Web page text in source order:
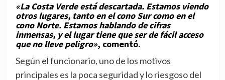
«La Costa Verde está descartada. Estamos viendo
otros lugares, tanto en el cono Sur como en el
cono Norte. Estamos hablando de cifras
inmensas, y el lugar tiene que ser de fácil acceso
que no lleve peligro», comentó.
Según el funcionario, uno de los motivos
principales es la poca seguridad y lo riesgoso del